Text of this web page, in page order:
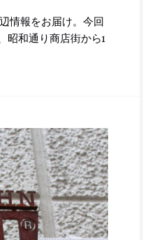
情報をお届け。今回
昭和通り商店街から1